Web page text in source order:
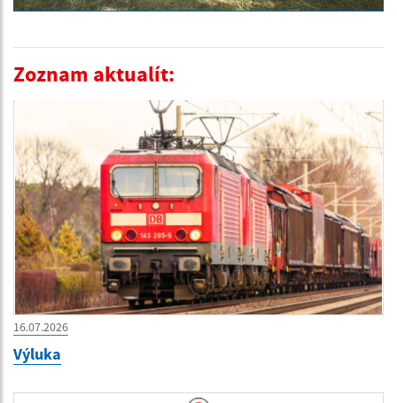
Zoznam aktualít:
16.07.2026
Výluka